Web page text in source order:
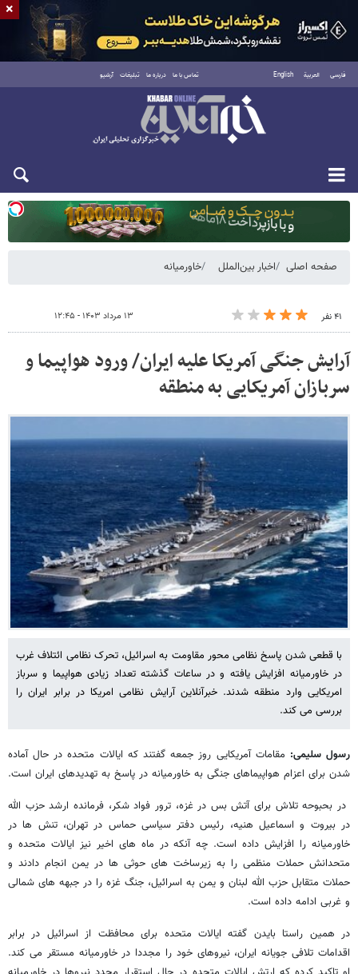
فارسی العربية English تماس با ما درباره ما تبلیغات آرشیو
یکشنبه ۱۸ مرداد ۱۴۰۵
صفحه اصلی اخبار بین‌الملل خاورمیانه
۴۱ نفر ۱۳ مرداد ۱۴۰۳ - ۱۲:۴۵
آرایش جنگی آمریکا علیه ایران/ ورود هواپیما و
سربازان آمریکایی به منطقه
با قطعی شدن پاسخ نظامی محور مقاومت به اسرائیل، تحرک نظامی ائتلاف غرب
در خاورمیانه افزایش یافته و در ساعات گذشته تعداد زیادی هواپیما و سرباز
امریکایی وارد منطقه شدند. خبرآنلاین آرایش نظامی امریکا در برابر ایران را
بررسی می کند.
رسول سلیمی: مقامات آمریکایی روز جمعه گفتند که ایالات متحده در حال آماده
شدن برای اعزام هواپیماهای جنگی به خاورمیانه در پاسخ به تهدیدهای ایران است.
در بحبوحه تلاش برای آتش بس در غزه، ترور فواد شکر، فرمانده ارشد حزب الله
در بیروت و اسماعیل هنیه، رئیس دفتر سیاسی حماس در تهران، تنش ها در
خاورمیانه را افزایش داده است. چه آنکه در ماه های اخیر نیز ایالات متحده و
متحدانش حملات منظمی را به زیرساخت های حوثی ها در یمن انجام دادند و
حملات متقابل حزب الله لبنان و یمن به اسرائیل، جنگ غزه را در جبهه های شمالی
و غربی ادامه داده است.
در همین راستا بایدن گفته ایالات متحده برای محافظت از اسرائیل در برابر
اقدامات تلافی جویانه ایران، نیروهای خود را مجددا در خاورمیانه مستقر می کند.
×